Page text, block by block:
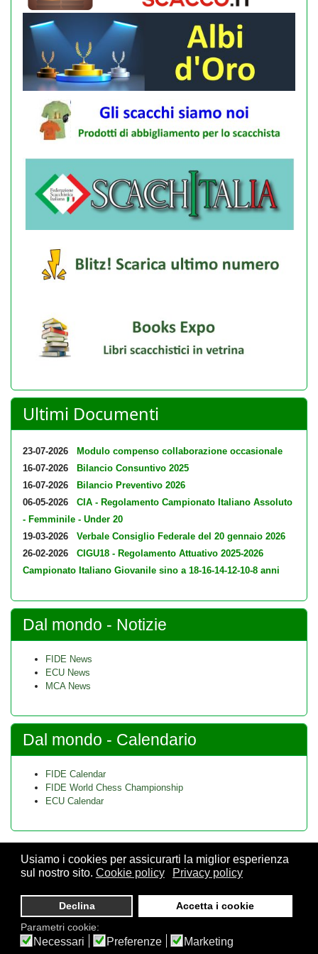
Usiamo i cookies per assicurarti la miglior esperienza
sul nostro sito. Cookie policy Privacy policy
Declina
Accetta i cookie
Parametri cookie:
Necessari Preferenze Marketing
Ultimi Documenti
23-07-2026
Modulo compenso collaborazione occasionale
16-07-2026
Bilancio Consuntivo 2025
16-07-2026
Bilancio Preventivo 2026
06-05-2026
CIA - Regolamento Campionato Italiano Assoluto
- Femminile - Under 20
19-03-2026
Verbale Consiglio Federale del 20 gennaio 2026
26-02-2026
CIGU18 - Regolamento Attuativo 2025-2026
Campionato Italiano Giovanile sino a 18-16-14-12-10-8 anni
Dal mondo - Notizie
FIDE News
ECU News
MCA News
Dal mondo - Calendario
FIDE Calendar
FIDE World Chess Championship
ECU Calendar
Giovanna, 12 - 20129 Milano - CF. 80105170155 - P. Iva
10013490155 - Email fsi@federscacchi.it - Tel. 02.86464369 -
Privacy